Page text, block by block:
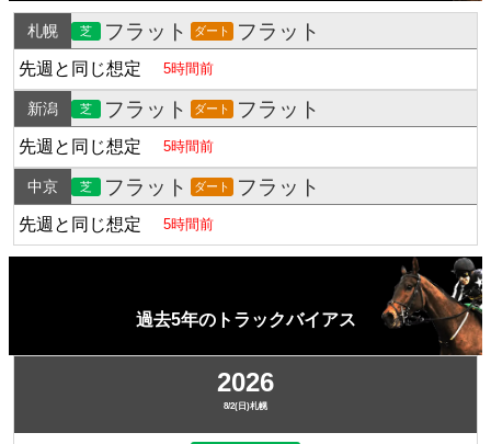
札幌 芝 フラット ダート フラット
先週と同じ想定 5時間前
新潟 芝 フラット ダート フラット
先週と同じ想定 5時間前
中京 芝 フラット ダート フラット
先週と同じ想定 5時間前
過去5年のトラックバイアス
2026
8/2(日)札幌